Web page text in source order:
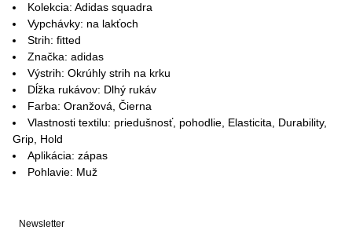
Kolekcia: Adidas squadra
Vypchávky: na lakťoch
Strih: fitted
Značka: adidas
Výstrih: Okrúhly strih na krku
Dĺžka rukávov: Dlhý rukáv
Farba: Oranžová, Čierna
Vlastnosti textilu: priedušnosť, pohodlie, Elasticita, Durability,
Grip, Hold
Aplikácia: zápas
Pohlavie: Muž
Newsletter